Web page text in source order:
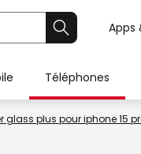
Apps
Téléphones
glass plus pour iphone 15